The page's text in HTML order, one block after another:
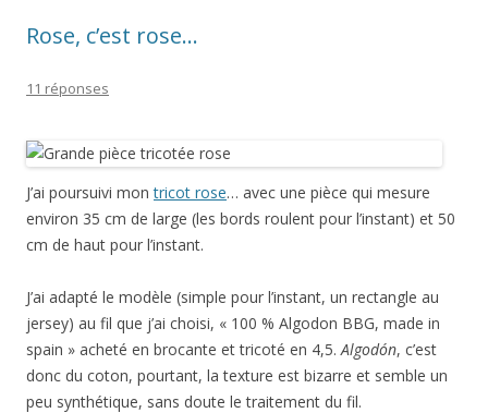
Rose, c’est rose…
11 réponses
J’ai poursuivi montricot rose… avec une pièce qui mesure
environ 35 cm de large (les bords roulent pour l’instant) et 50
cm de haut pour l’instant.
J’ai adapté le modèle (simple pour l’instant, un rectangle au
jersey) au fil que j’ai choisi, « 100 % Algodon BBG, made in
spain » acheté en brocante et tricoté en 4,5.Algodón, c’est
donc du coton, pourtant, la texture est bizarre et semble un
peu synthétique, sans doute le traitement du fil.